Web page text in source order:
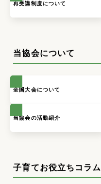
再受講制度について
当協会について
全国大会について
当協会の活動紹介
子育てお役立ちコラム